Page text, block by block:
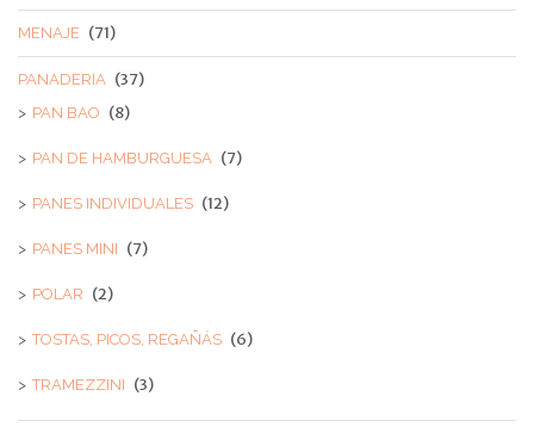
MENAJE (71)
PANADERIA (37)
PAN BAO (8)
PAN DE HAMBURGUESA (7)
PANES INDIVIDUALES (12)
PANES MINI (7)
POLAR (2)
TOSTAS, PICOS, REGAÑÁS (6)
TRAMEZZINI (3)